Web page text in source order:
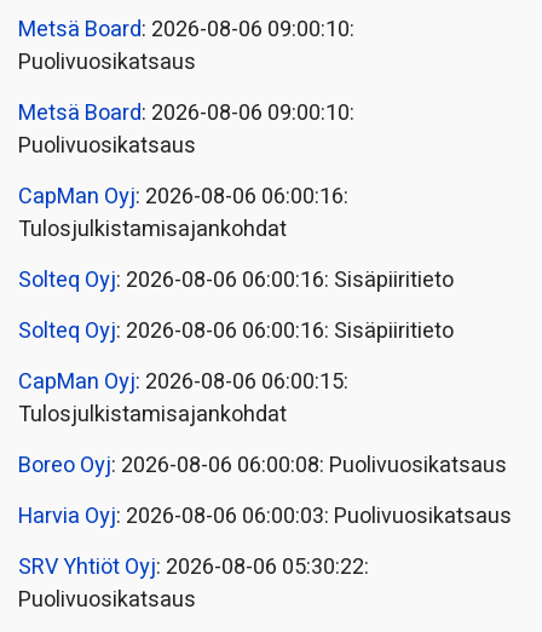
Metsä Board: 2026-08-06 09:00:10:
Puolivuosikatsaus
Metsä Board: 2026-08-06 09:00:10:
Puolivuosikatsaus
CapMan Oyj: 2026-08-06 06:00:16:
Tulosjulkistamisajankohdat
Solteq Oyj: 2026-08-06 06:00:16: Sisäpiiritieto
Solteq Oyj: 2026-08-06 06:00:16: Sisäpiiritieto
CapMan Oyj: 2026-08-06 06:00:15:
Tulosjulkistamisajankohdat
Boreo Oyj: 2026-08-06 06:00:08: Puolivuosikatsaus
Harvia Oyj: 2026-08-06 06:00:03: Puolivuosikatsaus
SRV Yhtiöt Oyj: 2026-08-06 05:30:22:
Puolivuosikatsaus